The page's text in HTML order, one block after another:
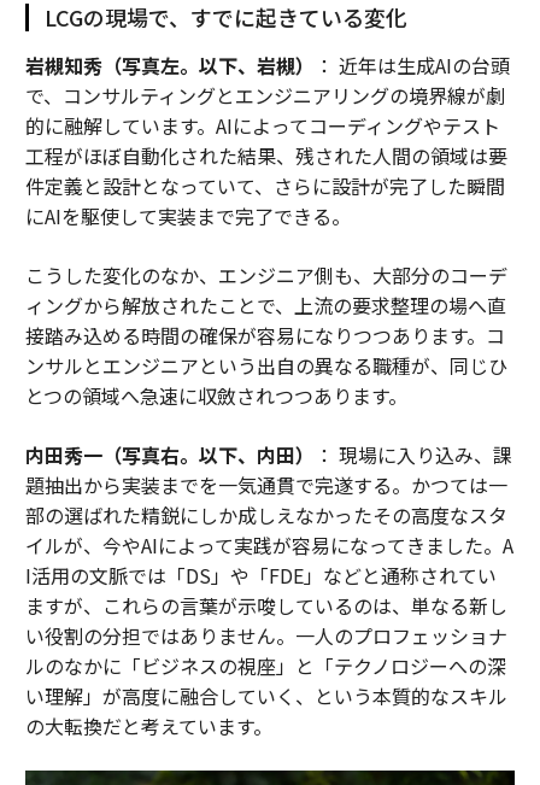
LCGの現場で、すでに起きている変化
岩槻知秀（写真左。以下、岩槻）
： 近年は生成AIの台頭
で、コンサルティングとエンジニアリングの境界線が劇
的に融解しています。AIによってコーディングやテスト
工程がほぼ自動化された結果、残された人間の領域は要
件定義と設計となっていて、さらに設計が完了した瞬間
にAIを駆使して実装まで完了できる。
こうした変化のなか、エンジニア側も、大部分のコーデ
ィングから解放されたことで、上流の要求整理の場へ直
接踏み込める時間の確保が容易になりつつあります。コ
ンサルとエンジニアという出自の異なる職種が、同じひ
とつの領域へ急速に収斂されつつあります。
内田秀一（写真右。以下、内田）
： 現場に入り込み、課
題抽出から実装までを一気通貫で完遂する。かつては一
部の選ばれた精鋭にしか成しえなかったその高度なスタ
イルが、今やAIによって実践が容易になってきました。A
I活用の文脈では「DS」や「FDE」などと通称されてい
ますが、これらの言葉が示唆しているのは、単なる新し
い役割の分担ではありません。一人のプロフェッショナ
ルのなかに「ビジネスの視座」と「テクノロジーへの深
い理解」が高度に融合していく、という本質的なスキル
の大転換だと考えています。